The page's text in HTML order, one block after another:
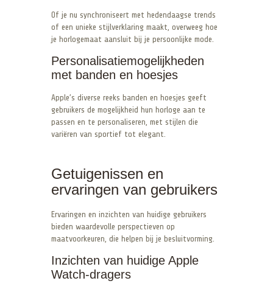
Of je nu synchroniseert met hedendaagse trends
of een unieke stijlverklaring maakt, overweeg hoe
je horlogemaat aansluit bij je persoonlijke mode.
Personalisatiemogelijkheden
met banden en hoesjes
Apple’s diverse reeks banden en hoesjes geeft
gebruikers de mogelijkheid hun horloge aan te
passen en te personaliseren, met stijlen die
variëren van sportief tot elegant.
Getuigenissen en
ervaringen van gebruikers
Ervaringen en inzichten van huidige gebruikers
bieden waardevolle perspectieven op
maatvoorkeuren, die helpen bij je besluitvorming.
Inzichten van huidige Apple
Watch-dragers